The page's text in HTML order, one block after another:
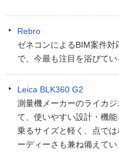
Rebro
ゼネコンによるBIM案件
で、今最も注目を浴びてい
Leica BLK360 G2
測量機メーカーのライカ
て、使いやすい設計・機
乗るサイズと軽く、点で
ーディーさも兼ね備えてい